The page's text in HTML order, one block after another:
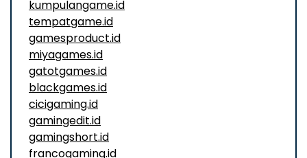
kumpulangame.id
tempatgame.id
gamesproduct.id
miyagames.id
gatotgames.id
blackgames.id
cicigaming.id
gamingedit.id
gamingshort.id
francogaming.id